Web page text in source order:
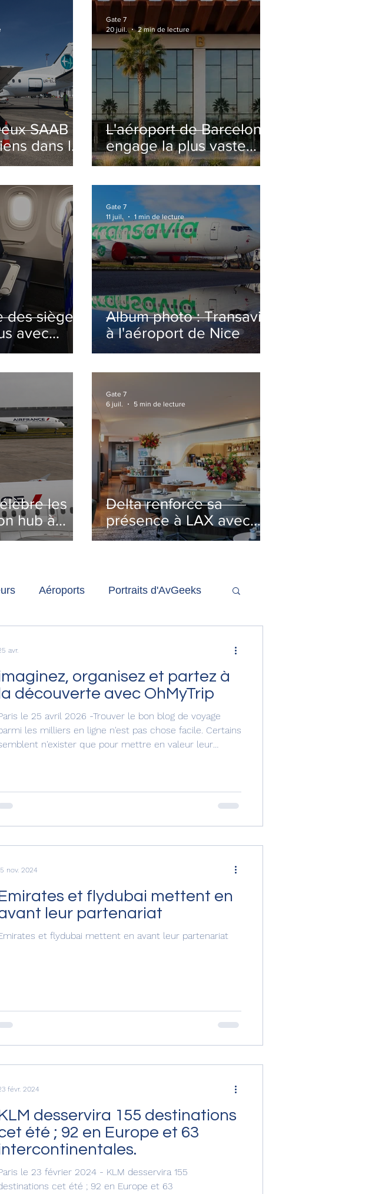
SAAB
dans le
été
L'aéroport de Barcelone
engage la plus vaste
rénovation de son
ouverture
Gate 7
20 juil.
2 min de lecture
sièges
avec
neutralisé
Album photo : Transavia
à l'aéroport de Nice
Gate 7
11 juil.
1 min de lecture
les
hub à
de Gaulle
Delta renforce sa
présence à LAX avec
l'ouverture de la
Gate 7
6 juil.
5 min de lecture
Aéroports Portraits d'AvGeeks
organisez et partez à
la découverte avec OhMyTrip
le 25 avril 2026 -Trouver le bon blog de voyage
les milliers en ligne n'est pas chose facile. Certains
n'exister que pour mettre en valeur leur
détaillés, des conseils pratiques, des bons
organiser facilement vos longs séj
avr.
et flydubai mettent en
leur partenariat
et flydubai mettent en avant leur partenariat
nov. 2024
desservira 155 destinations
été ; 92 en Europe et 63
le 23 février 2024 - KLM desservira 155
cet été ; 92 en Europe et 63
févr. 2024